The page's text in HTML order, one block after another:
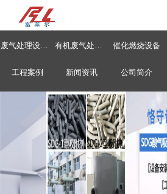
废气处理设备首页 有机废气处理设备 催化燃烧设备
工程案例 新闻资讯 公司简介